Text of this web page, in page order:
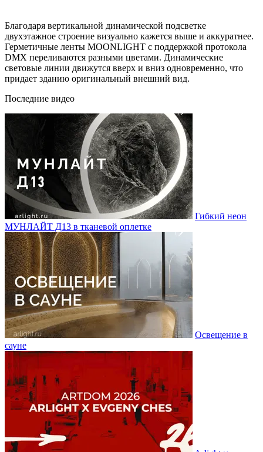
Благодаря вертикальной динамической подсветке
двухэтажное строение визуально кажется выше и аккуратнее.
Герметичные ленты MOONLIGHT с поддержкой протокола
DMX переливаются разными цветами. Динамические
световые линии движутся вверх и вниз одновременно, что
придает зданию оригинальный внешний вид.
Последние видео
Гибкий неон
МУНЛАЙТ Д13 в тканевой оплетке
Освещение в
сауне